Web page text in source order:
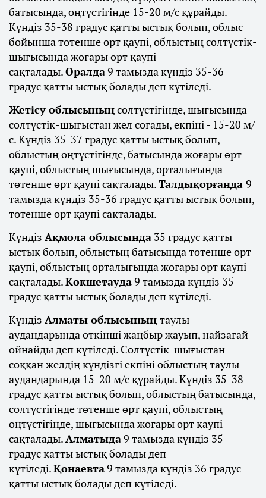
батысында, оңтүстігінде 15-20 м/с құрайды.
Күндіз 35-38 градус қатты ыстық болып, облыс
бойынша төтенше өрт қаупі, облыстың солтүстік-
шығысында жоғары өрт қаупі
сақталады.Оралда9 тамызда күндіз 35-36
градус қатты ыстық болады деп күтіледі.
Жетісу облысыныңсолтүстігінде, шығысында
солтүстік-шығыстан жел соғады, екпіні - 15-20 м/
с. Күндіз 35-37 градус қатты ыстық болып,
облыстың оңтүстігінде, батысында жоғары өрт
қаупі, облыстың шығысында, орталығында
төтенше өрт қаупі сақталады.Талдықорғанда 9
тамызда күндіз 35-36 градус қатты ыстық болып,
төтенше өрт қаупі сақталады.
Күндіз Ақмола облысында 35 градус қатты
ыстық болып, облыстың батысында төтенше өрт
қаупі, облыстың орталығында жоғары өрт қаупі
сақталады.Көкшетауда9 тамызда күндіз 35
градус қатты ыстық болады деп күтіледі.
Күндіз Алматы облысының таулы
аудандарында өткінші жаңбыр жауып, найзағай
ойнайды деп күтіледі. Солтүстік-шығыстан
соққан желдің күндізгі екпіні облыстың таулы
аудандарында 15-20 м/с құрайды. Күндіз 35-38
градус қатты ыстық болып, облыстың батысында,
солтүстігінде төтенше өрт қаупі, облыстың
оңтүстігінде, шығысында жоғары өрт қаупі
сақталады.Алматыда9 тамызда күндіз 35
градус қатты ыстық болады деп
күтіледі.Қонаевта9 тамызда күндіз 36 градус
қатты ыстық болады деп күтіледі.